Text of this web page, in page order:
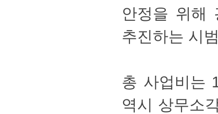
안정을위해
추진하는시
총사업비는
역시상무소